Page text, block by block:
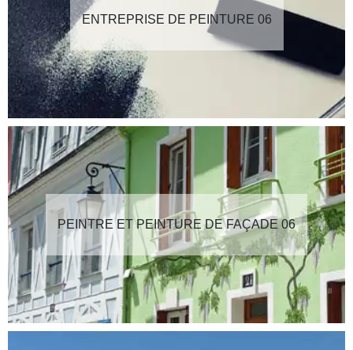
ENTREPRISE DE PEINTURE 06
PEINTRE ET PEINTURE DE FAÇADE 06